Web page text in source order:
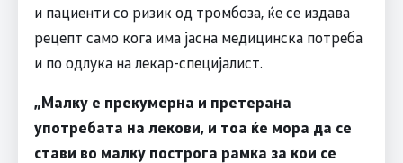
и пациенти со ризик од тромбоза, ќе се издава
рецепт само кога има јасна медицинска потреба
и по одлука на лекар-специјалист.
„Малку е прекумерна и претерана
употребата на лекови, и тоа ќе мора да се
стави во малку построга рамка за кои се